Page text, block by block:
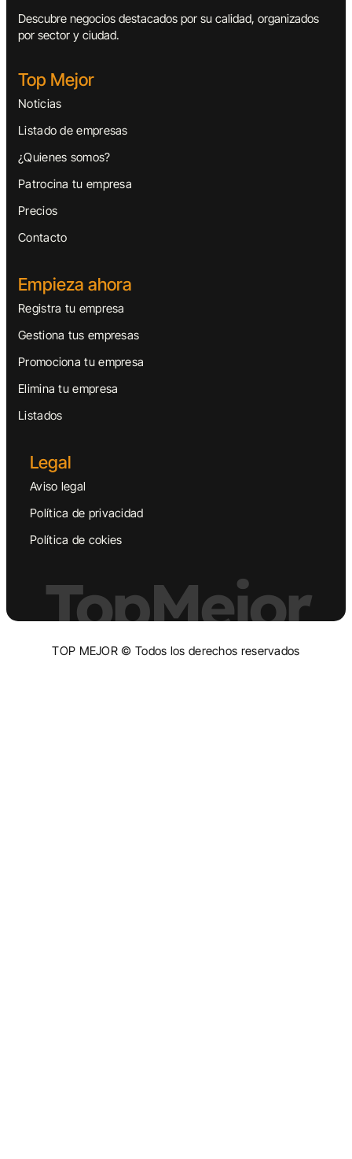
Descubre negocios destacados por su calidad, organizados
por sector y ciudad.
Top Mejor
Noticias
Listado de empresas
¿Quienes somos?
Patrocina tu empresa
Precios
Contacto
Empieza ahora
Registra tu empresa
Gestiona tus empresas
Promociona tu empresa
Elimina tu empresa
Listados
Legal
Aviso legal
Política de privacidad
Política de cokies
TopMejor
TOP MEJOR © Todos los derechos reservados